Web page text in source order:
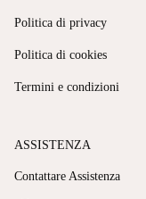
Politica di privacy
Politica di cookies
Termini e condizioni
ASSISTENZA
Contattare Assistenza